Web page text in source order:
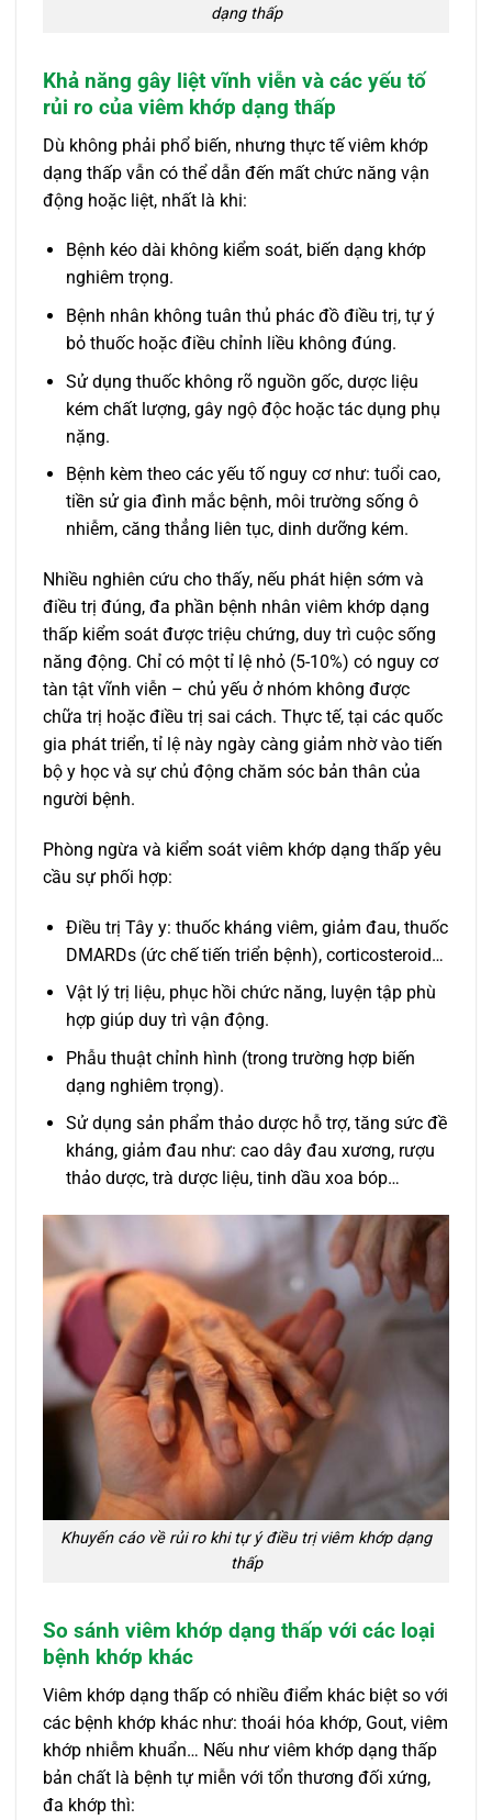
dạng thấp
Khả năng gây liệt vĩnh viễn và các yếu tố
rủi ro của viêm khớp dạng thấp
Dù không phải phổ biến, nhưng thực tế viêm khớp
dạng thấp vẫn có thể dẫn đến mất chức năng vận
động hoặc liệt, nhất là khi:
Bệnh kéo dài không kiểm soát, biến dạng khớp
nghiêm trọng.
Bệnh nhân không tuân thủ phác đồ điều trị, tự ý
bỏ thuốc hoặc điều chỉnh liều không đúng.
Sử dụng thuốc không rõ nguồn gốc, dược liệu
kém chất lượng, gây ngộ độc hoặc tác dụng phụ
nặng.
Bệnh kèm theo các yếu tố nguy cơ như: tuổi cao,
tiền sử gia đình mắc bệnh, môi trường sống ô
nhiễm, căng thẳng liên tục, dinh dưỡng kém.
Nhiều nghiên cứu cho thấy, nếu phát hiện sớm và
điều trị đúng, đa phần bệnh nhân viêm khớp dạng
thấp kiểm soát được triệu chứng, duy trì cuộc sống
năng động. Chỉ có một tỉ lệ nhỏ (5-10%) có nguy cơ
tàn tật vĩnh viễn – chủ yếu ở nhóm không được
chữa trị hoặc điều trị sai cách. Thực tế, tại các quốc
gia phát triển, tỉ lệ này ngày càng giảm nhờ vào tiến
bộ y học và sự chủ động chăm sóc bản thân của
người bệnh.
Phòng ngừa và kiểm soát viêm khớp dạng thấp yêu
cầu sự phối hợp:
Điều trị Tây y: thuốc kháng viêm, giảm đau, thuốc
DMARDs (ức chế tiến triển bệnh), corticosteroid…
Vật lý trị liệu, phục hồi chức năng, luyện tập phù
hợp giúp duy trì vận động.
Phẫu thuật chỉnh hình (trong trường hợp biến
dạng nghiêm trọng).
Sử dụng sản phẩm thảo dược hỗ trợ, tăng sức đề
kháng, giảm đau như: cao dây đau xương, rượu
thảo dược, trà dược liệu, tinh dầu xoa bóp…
Khuyến cáo về rủi ro khi tự ý điều trị viêm khớp dạng
thấp
So sánh viêm khớp dạng thấp với các loại
bệnh khớp khác
Viêm khớp dạng thấp có nhiều điểm khác biệt so với
các bệnh khớp khác như: thoái hóa khớp, Gout, viêm
khớp nhiễm khuẩn… Nếu như viêm khớp dạng thấp
bản chất là bệnh tự miễn với tổn thương đối xứng,
đa khớp thì: